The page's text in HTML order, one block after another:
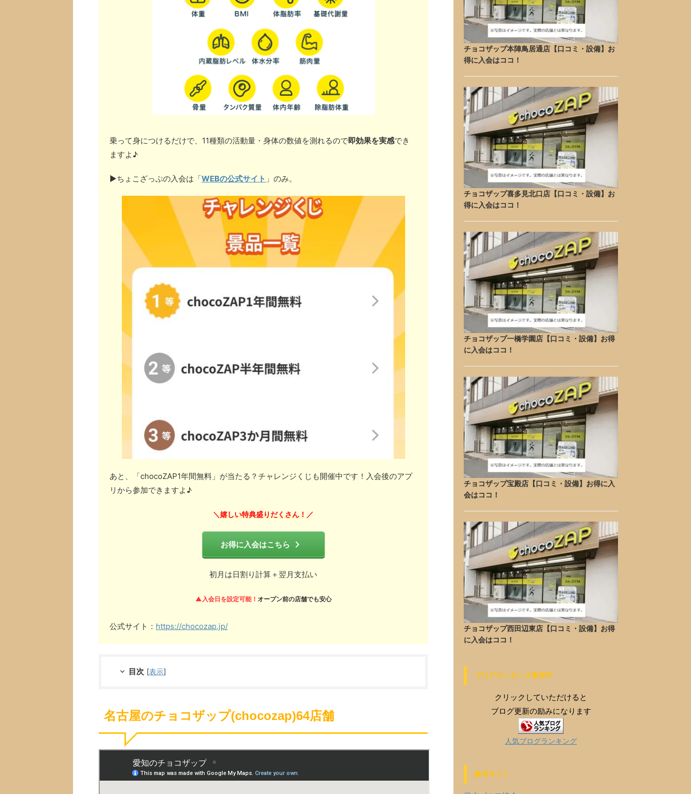
乗って身につけるだけで、11種類の活動量・身体の数値を測れるので即効果を実感でき
ますよ♪
▶︎ちょこざっぷの入会は「WEBの公式サイト 」のみ。
あと、「chocoZAP1年間無料」が当たる？チャレンジくじも開催中です！入会後のアプ
リから参加できますよ♪
＼ 嬉しい特典盛りだくさん！ ／
お得に入会はこちら
初月は日割り計算＋翌月支払い
▲入会日を設定可能！ オープン前の店舗でも安心
公式サイト： https://chocozap.jp/
目次 [表示]
名古屋のチョコザップ(chocozap)64店舗
チョコザップ本陣鳥居通店【口コミ・設備】お
得に入会はココ！
チョコザップ喜多見北口店【口コミ・設備】お
得に入会はココ！
チョコザップ一橋学園店【口コミ・設備】お得
に入会はココ！
チョコザップ宝殿店【口コミ・設備】お得に入
会はココ！
チョコザップ西田辺東店【口コミ・設備】お得
に入会はココ！
ブログランキング参加中
クリックしていただけると
ブログ更新の励みになります
人気ブログランキング
参考サイト